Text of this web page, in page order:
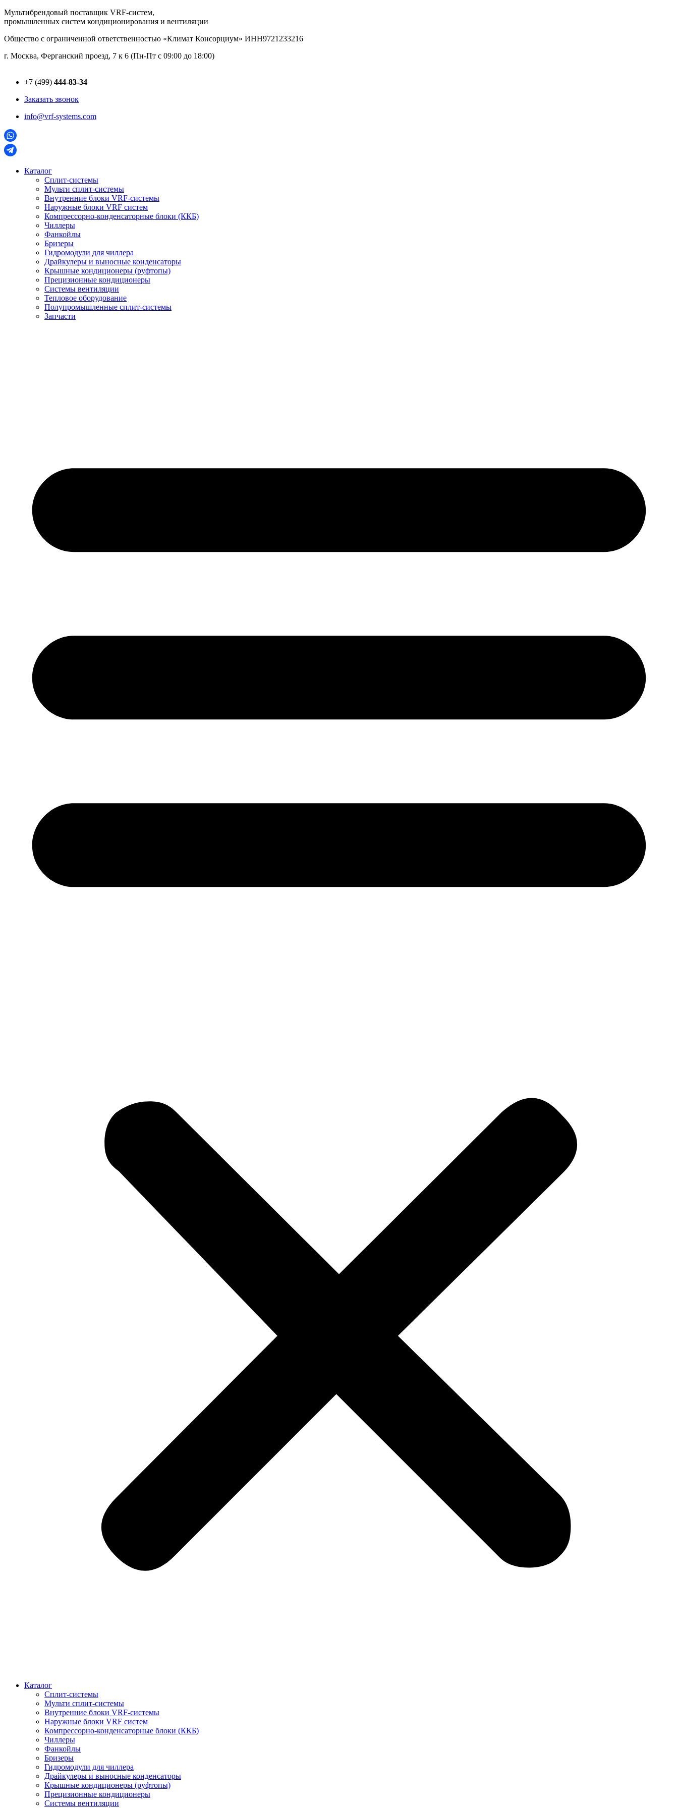
Перейти
к
Мультибрендовый поставщик VRF-cистем,
промышленных систем кондиционирования и вентиляции
Общество с ограниченной ответственностью «Климат Консорциум» ИНН9721233216
г. Москва, Ферганский проезд, 7 к 6 (Пн-Пт с 09:00 до 18:00)
+7 (499) 444-83-34
Заказать звонок
info@vrf-systems.com
Каталог
Сплит-системы
Мульти сплит-системы
Внутренние блоки VRF-cистемы
Наружные блоки VRF cистем
Компрессорно-конденсаторные блоки (ККБ)
Чиллеры
Фанкойлы
Бризеры
Гидромодули для чиллера
Драйкулеры и выносные конденсаторы
Крышные кондиционеры (руфтопы)
Прецизионные кондиционеры
Системы вентиляции
Тепловое оборудование
Полупромышленные сплит-системы
Запчасти
Каталог
Сплит-системы
Мульти сплит-системы
Внутренние блоки VRF-cистемы
Наружные блоки VRF cистем
Компрессорно-конденсаторные блоки (ККБ)
Чиллеры
Фанкойлы
Бризеры
Гидромодули для чиллера
Драйкулеры и выносные конденсаторы
Крышные кондиционеры (руфтопы)
Прецизионные кондиционеры
Системы вентиляции